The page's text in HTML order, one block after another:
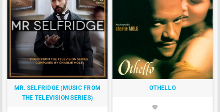
MR. SELFRIDGE (MUSIC FROM
THE TELEVISION SERIES)
OTHELLO
favorite